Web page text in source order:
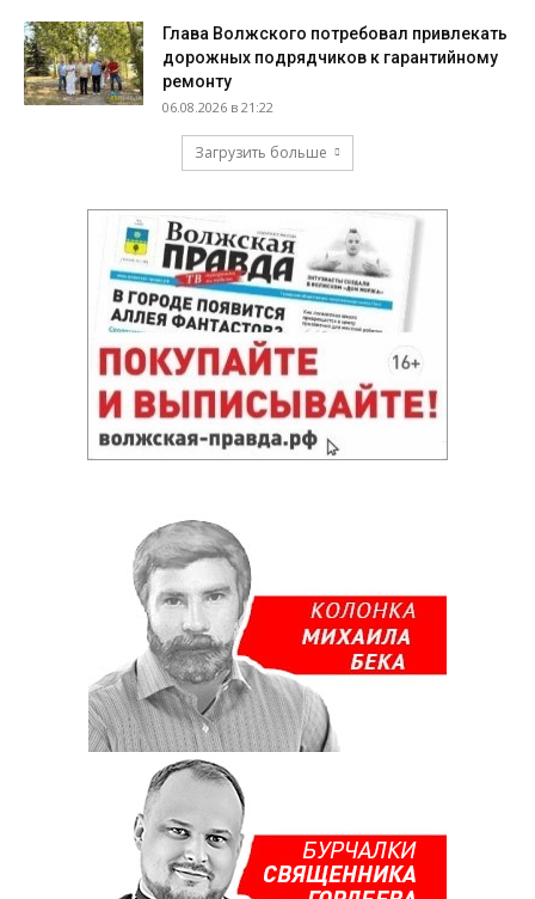
Глава Волжского потребовал привлекать
дорожных подрядчиков к гарантийному
ремонту
06.08.2026 в 21:22
Загрузить больше